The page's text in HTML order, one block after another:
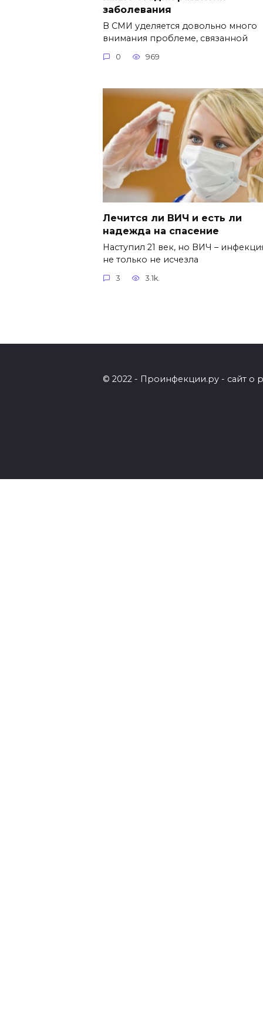
заболевания
В СМИ уделяется довольно много
внимания проблеме, связанной
0 969
Лечится ли ВИЧ и есть ли
надежда на спасение
Наступил 21 век, но ВИЧ –
не только не исчезла
3 3.1k.
© 2022 - Проинфекции.ру - сайт о